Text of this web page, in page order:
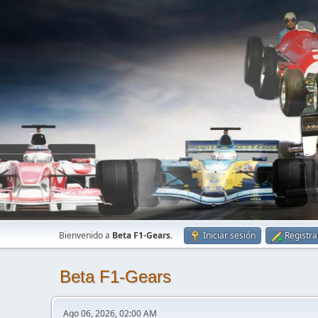
Bienvenido a Beta F1-Gears. Iniciar sesión
Beta F1-Gears
Ago 06, 2026, 02:00 AM